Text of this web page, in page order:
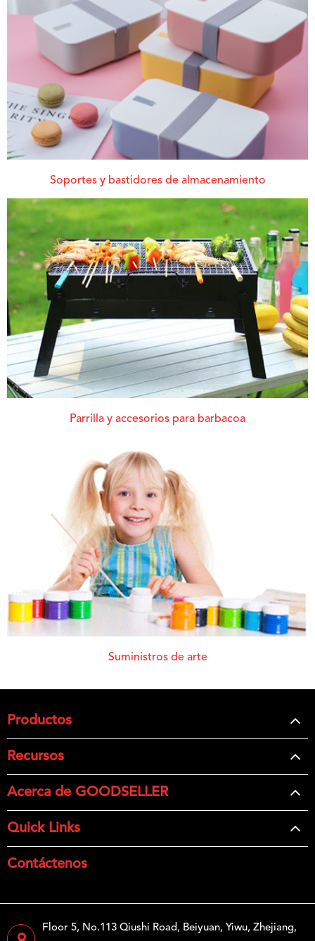
Soportes y bastidores de almacenamiento
Parrilla y accesorios para barbacoa
Suministros de arte
Productos
Recursos
Acerca de GOODSELLER
Quick Links
Contáctenos
Floor 5, No.113 Qiushi Road, Beiyuan, Yiwu, Zhejiang,